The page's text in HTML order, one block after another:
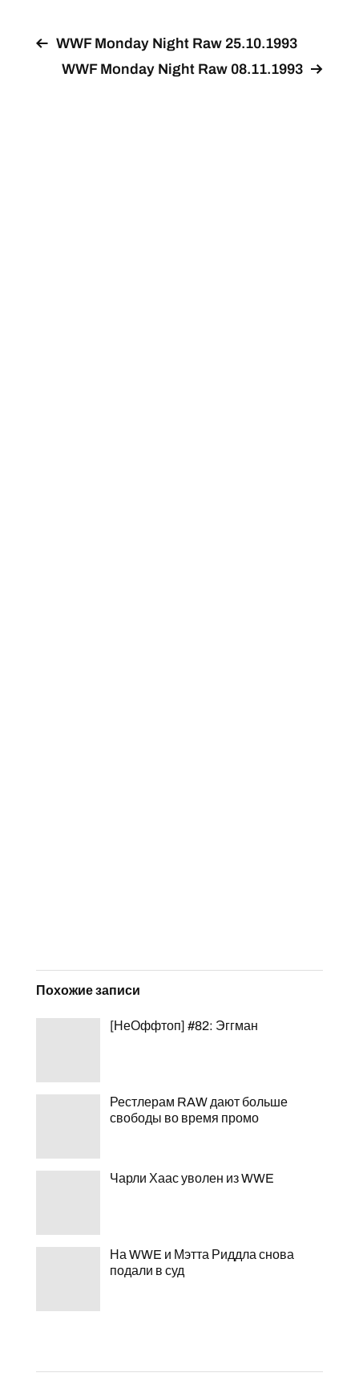
WWF Monday Night Raw 25.10.1993
WWF Monday Night Raw 08.11.1993
Похожие записи
[НеОффтоп] #82: Эггман
Рестлерам RAW дают больше
свободы во время промо
Чарли Хаас уволен из WWE
На WWE и Мэтта Риддла снова
подали в суд